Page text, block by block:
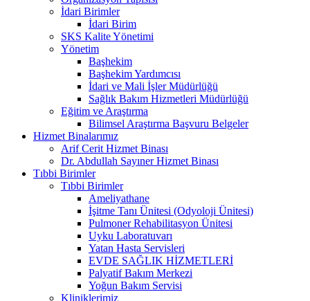
İdari Birimler
İdari Birim
SKS Kalite Yönetimi
Yönetim
Başhekim
Başhekim Yardımcısı
İdari ve Mali İşler Müdürlüğü
Sağlık Bakım Hizmetleri Müdürlüğü
Eğitim ve Araştırma
Bilimsel Araştırma Başvuru Belgeler
Hizmet Binalarımız
Arif Cerit Hizmet Binası
Dr. Abdullah Sayıner Hizmet Binası
Tıbbi Birimler
Tıbbi Birimler
Ameliyathane
İşitme Tanı Ünitesi (Odyoloji Ünitesi)
Pulmoner Rehabilitasyon Ünitesi
Uyku Laboratuvarı
Yatan Hasta Servisleri
EVDE SAĞLIK HİZMETLERİ
Palyatif Bakım Merkezi
Yoğun Bakım Servisi
Kliniklerimiz